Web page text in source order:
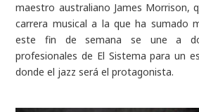
maestro australiano James Morrison,
carrera musical a la que ha sumado
este fin de semana se une a
profesionales de El Sistema para un
donde el jazz será el protagonista.